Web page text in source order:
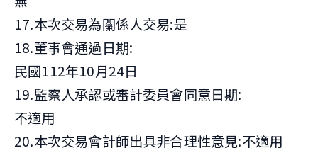
17.本次交易為關係人交易:是
18.董事會通過日期:
民國112年10月24日
19.監察人承認或審計委員會同意日期:
不適用
20.本次交易會計師出具非合理性意見:不適用